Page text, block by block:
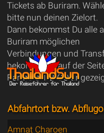
Tickets ab Buriram.
bitte nun deinen Zielort.
Dann bekommst Du alle
Buriram möglichen
Verbindungen und
bekommt Du auf der
Partners 1-2-GO
Abfahrtort bzw.
Amnat Charoen